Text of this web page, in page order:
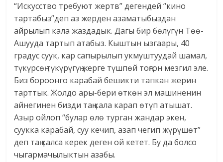
“Искусство требуют жертв” дегендей “кино
тартабыз”деп аз жерден азаматыбыздан
айрылып кала жаздадык. Дагы бир бөлүгүн Төө-
Ашууда тартып атабыз. Кыштын ызгаары, 40
градус суук, кар сапырылып укмуштуудай шамал,
түкүрсөң түкүрүгүң жерге түшпөй тоңгон мезгил эле.
Биз бороонго карабай бешикти тапкан жерин
тарттык. Жолдо ары-бери өткөн эл машиненин
айнегинен бизди таң кала карап өтүп атышат.
Азыр ойлоп “булар өлө турган жандар экен,
суукка карабай, суу кечип, азап чегип жүрүшөт”
деп таң калса керек деген ой кетет. Бу да болсо
чыгармачылыктын азабы.